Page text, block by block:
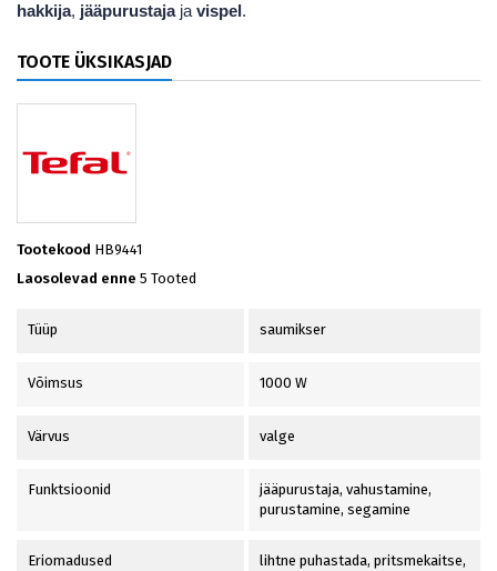
hakkija, jääpurustajaja vispel.
TOOTE ÜKSIKASJAD
Tootekood HB9441
Laosolevad enne 5 Tooted
Tüüp saumikser
Võimsus 1000 W
Värvus valge
Funktsioonid
jääpurustaja, vahustamine,
purustamine, segamine
Eriomadused
lihtne puhastada, pritsmekaitse,